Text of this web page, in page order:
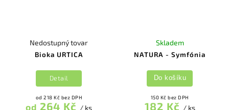
Bioka URTICA
Nedostupný tovar
od 218 Kč bez DPH
od 264 Kč / ks
Detail
NATURA - Symfónia
Skladem
150 Kč bez DPH
182 Kč / ks
Do košíku